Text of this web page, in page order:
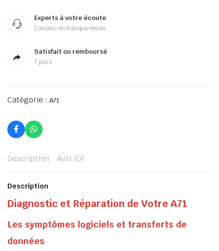
Experts à votre écoute
Conseils en transparences
Satisfait ou remboursé
7 jours
Catégorie : A71
Description Avis (0)
Description
Diagnostic et Réparation de Votre A71
Les symptômes logiciels et transferts de
données